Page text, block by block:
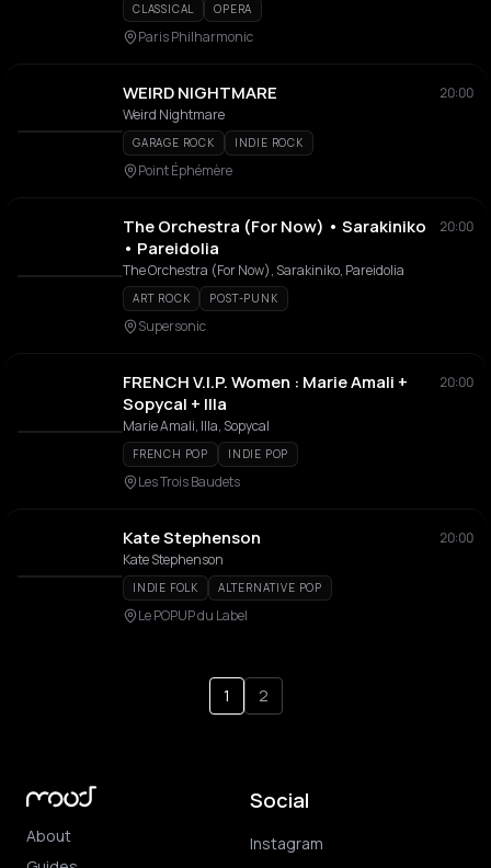
CLASSICAL OPERA
Paris Philharmonic
WEIRD NIGHTMARE
20:00
Weird Nightmare
GARAGE ROCK INDIE ROCK
Point Éphémère
The Orchestra (For Now) • Sarakiniko
• Pareidolia
20:00
The Orchestra (For Now), Sarakiniko, Pareidolia
ART ROCK POST-PUNK
Supersonic
FRENCH V.I.P. Women : Marie Amali +
Sopycal + Illa
20:00
Marie Amali, Illa, Sopycal
FRENCH POP INDIE POP
Les Trois Baudets
Kate Stephenson
20:00
Kate Stephenson
INDIE FOLK ALTERNATIVE POP
Le POPUP du Label
1 2
About
Social
Instagram